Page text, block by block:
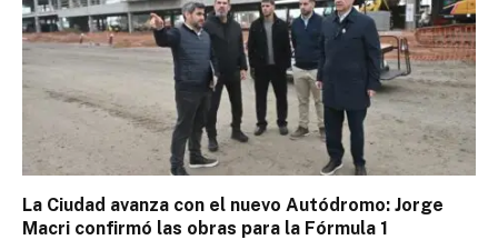
La Ciudad avanza con el nuevo Autódromo: Jorge
Macri confirmó las obras para la Fórmula 1